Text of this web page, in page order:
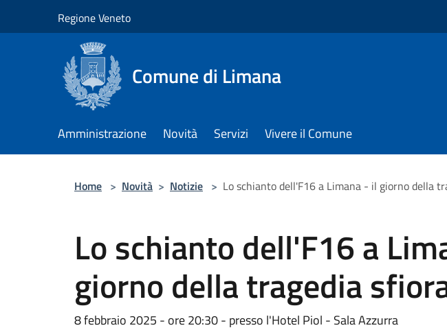
Regione Veneto
Comune di Limana
Amministrazione Novità Servizi Vivere il Comune
Home > Novità > Notizie > Lo schianto dell'F16 a Limana - il giorno della
Lo schianto dell'F16 a
giorno della tragedia
8 febbraio 2025 - ore 20:30 - presso l'Hotel Piol - Sala Azzurra